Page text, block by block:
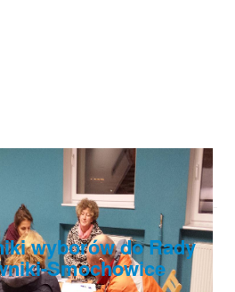
wyborów do Rady
Smochowice